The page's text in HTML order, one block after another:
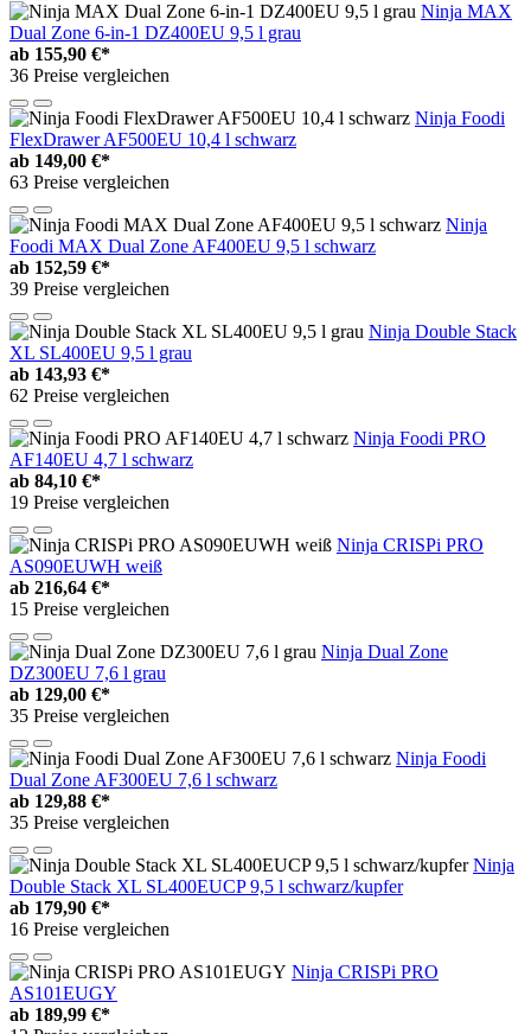
Ninja MAX
Dual Zone 6-in-1 DZ400EU 9,5 l grau
ab 155,90 €*
36 Preise vergleichen
Ninja Foodi
FlexDrawer AF500EU 10,4 l schwarz
ab 149,00 €*
63 Preise vergleichen
Ninja
Foodi MAX Dual Zone AF400EU 9,5 l schwarz
ab 152,59 €*
39 Preise vergleichen
Ninja Double Stack
XL SL400EU 9,5 l grau
ab 143,93 €*
62 Preise vergleichen
Ninja Foodi PRO
AF140EU 4,7 l schwarz
ab 84,10 €*
19 Preise vergleichen
Ninja CRISPi PRO
AS090EUWH weiß
ab 216,64 €*
15 Preise vergleichen
Ninja Dual Zone
DZ300EU 7,6 l grau
ab 129,00 €*
35 Preise vergleichen
Ninja Foodi
Dual Zone AF300EU 7,6 l schwarz
ab 129,88 €*
35 Preise vergleichen
Ninja
Double Stack XL SL400EUCP 9,5 l schwarz/kupfer
ab 179,90 €*
16 Preise vergleichen
Ninja CRISPi PRO
AS101EUGY
ab 189,99 €*